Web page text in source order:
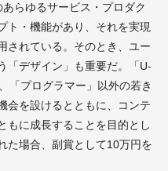
らゆるサービス・プロダク
ト・機能があり、それを実現
されている。そのとき、ユー
「デザイン」も重要だ。「U-
「プログラマー」以外の若き
会を設けるとともに、コンテ
もに成長することを目的とし
た場合、副賞として10万円を